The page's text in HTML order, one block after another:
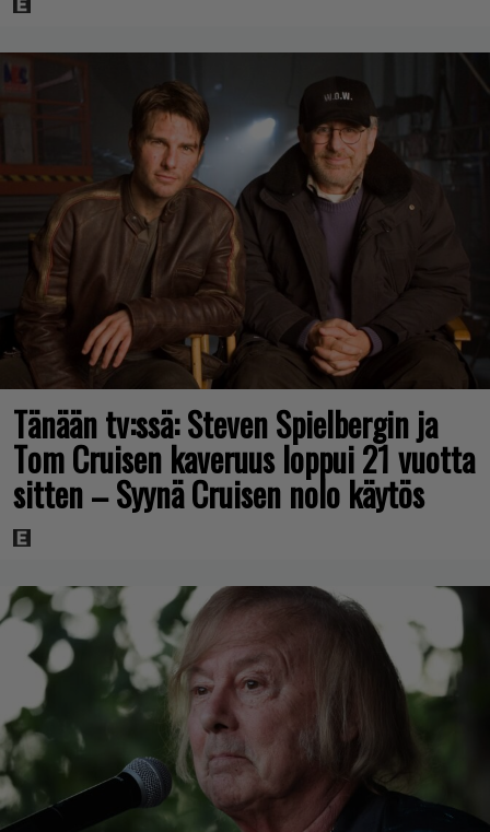
Tänään tv:ssä: Steven Spielbergin ja
Tom Cruisen kaveruus loppui 21 vuotta
sitten – Syynä Cruisen nolo käytös